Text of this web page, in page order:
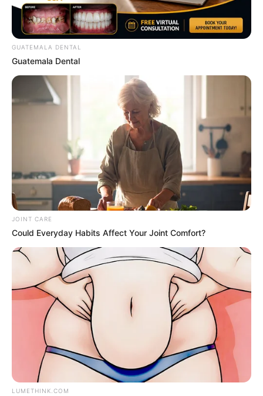
– วันเสาร์ที่ 27 กรกฎาคม 2562
เวลา 14.49 – 15.25 น.
ฤกษ์คลอดลูก เดือนกรกฎาคม 2562
– วันศุกร์ที่ 5 กรกฎาคม 2562
เวลา 04.30 – 04.50 น.
– วันพฤหัสบดีที่ 11 กรกฎาคม 2562
เวลา 18.30 – 19.00 น.
– วันศุกร์ที่ 12 กรกฎาคม 2562
GUATEMALA DENTAL
Guatemala Dental
JOINT CARE
Could Everyday Habits Affect Your Joint Comfort?
LUMETHINK.COM